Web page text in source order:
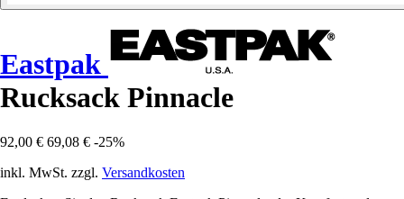
Eastpak
Rucksack Pinnacle
92,00 € 69,08 € -25%
inkl. MwSt. zzgl. Versandkosten